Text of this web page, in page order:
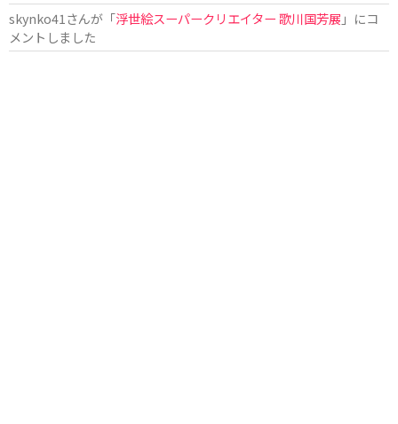
skynko41 さんが「浮世絵スーパークリエイター 歌川国芳展 」にコ
メントしました